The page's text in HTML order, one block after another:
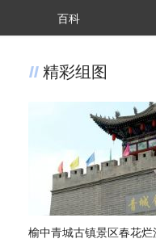
百科
精彩组图
榆中青城古镇景区春花烂